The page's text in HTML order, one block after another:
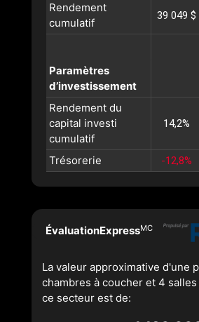
Rendement
cumulatif
39 049 $
Paramètres
d’investissement
Rendement du
capital investi
cumulatif
14,2%
Trésorerie -12,8%
ÉvaluationExpressMC
La valeur approximative d'une
chambres à coucher et 4
ce secteur est de: